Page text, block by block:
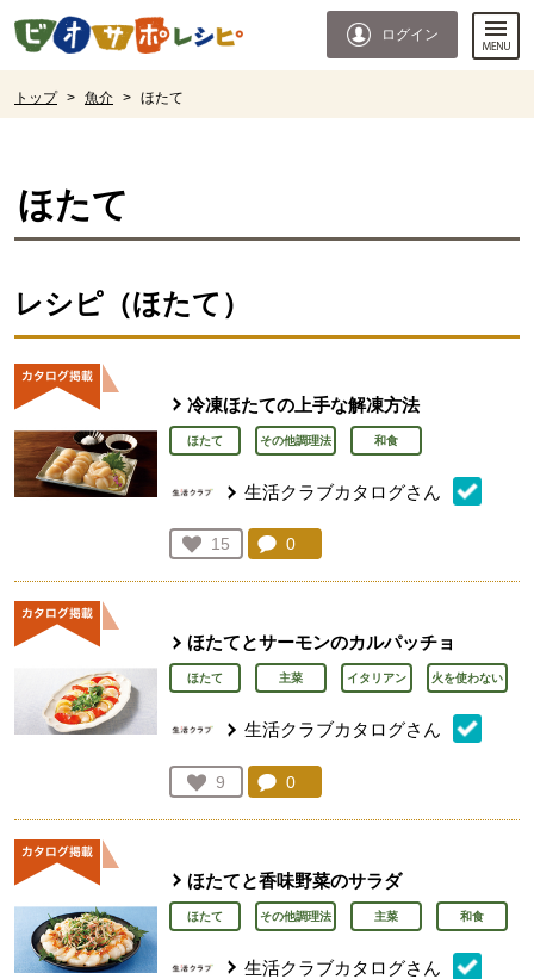
ページの先頭です。
ログイン
トップ > 魚介 > ほたて
ほたて
レシピ（ほたて）
冷凍ほたての上手な解凍方法
ほたて その他調理法 和食
生活クラブカタログさん
お気に入り登録：
15
人が登録
コメント：
0
ほたてとサーモンのカルパッチョ
ほたて 主菜 イタリアン 火を使わない
生活クラブカタログさん
お気に入り登録：
9
人が登録
コメント：
0
ほたてと香味野菜のサラダ
ほたて その他調理法 主菜 和食
生活クラブカタログさん